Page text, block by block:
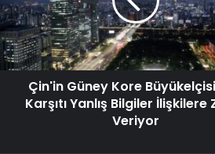
Çin'in Güney Kore
Karşıtı Yanlış Bilgiler İlişkilere
Veriyor